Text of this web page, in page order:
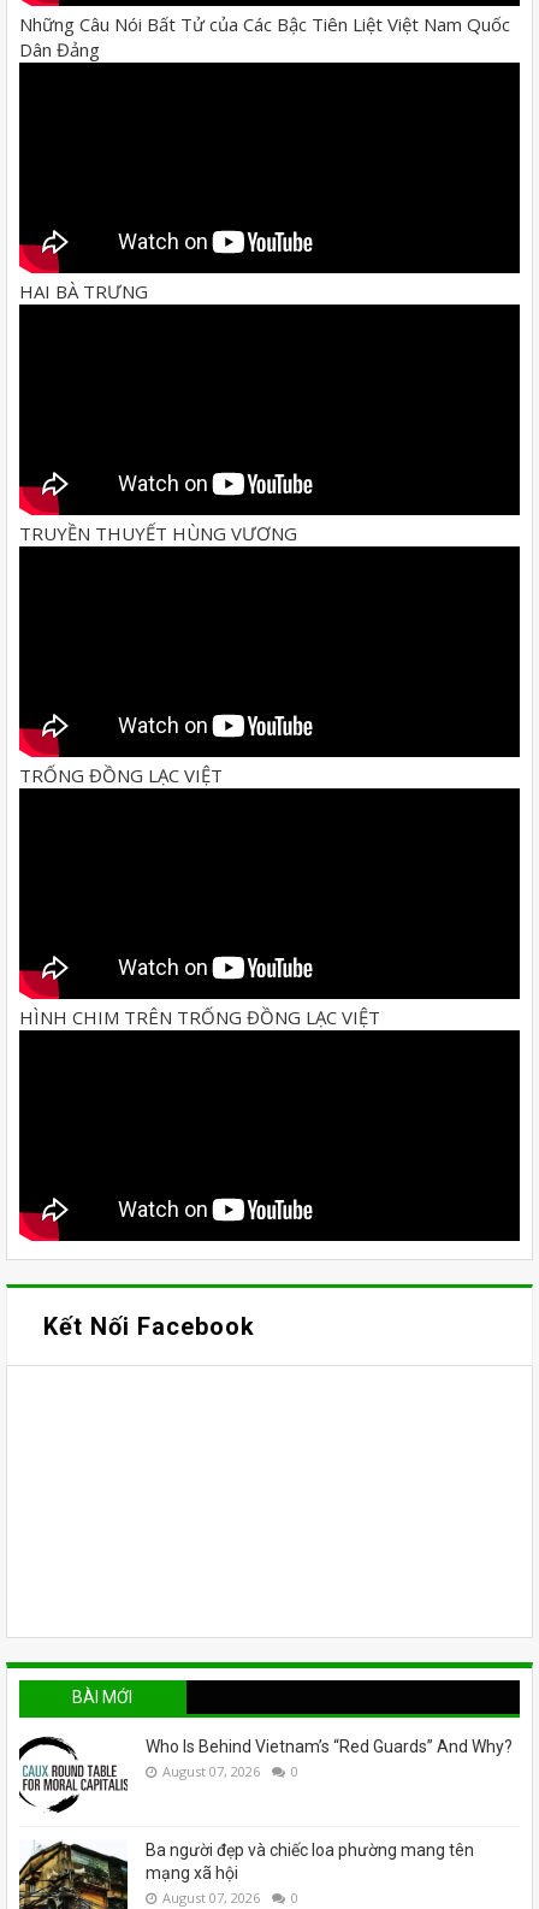
Những Câu Nói Bất Tử của Các Bậc Tiên Liệt Việt Nam Quốc
Dân Đảng
HAI BÀ TRƯNG
TRUYỀN THUYẾT HÙNG VƯƠNG
TRỐNG ĐỒNG LẠC VIỆT
HÌNH CHIM TRÊN TRỐNG ĐỒNG LẠC VIỆT
Kết Nối Facebook
BÀI MỚI
Who Is Behind Vietnam’s “Red Guards” And Why?
August 07, 2026 0
Ba người đẹp và chiếc loa phường mang tên
mạng xã hội
August 07, 2026 0